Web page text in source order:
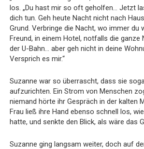
los. „Du hast mir so oft geholfen… Jetzt
dich tun. Geh heute Nacht nicht nach
Grund. Verbringe die Nacht, wo immer du
Freund, in einem Hotel, notfalls die ganze
der U-Bahn… aber geh nicht in deine
Versprich es mir.“
Suzanne war so überrascht, dass sie
aufzurichten. Ein Strom von Menschen
niemand hörte ihr Gespräch in der kalten
Frau ließ ihre Hand ebenso schnell los,
hatte, und senkte den Blick, als wäre das
Suzanne ging langsam weiter, doch auf